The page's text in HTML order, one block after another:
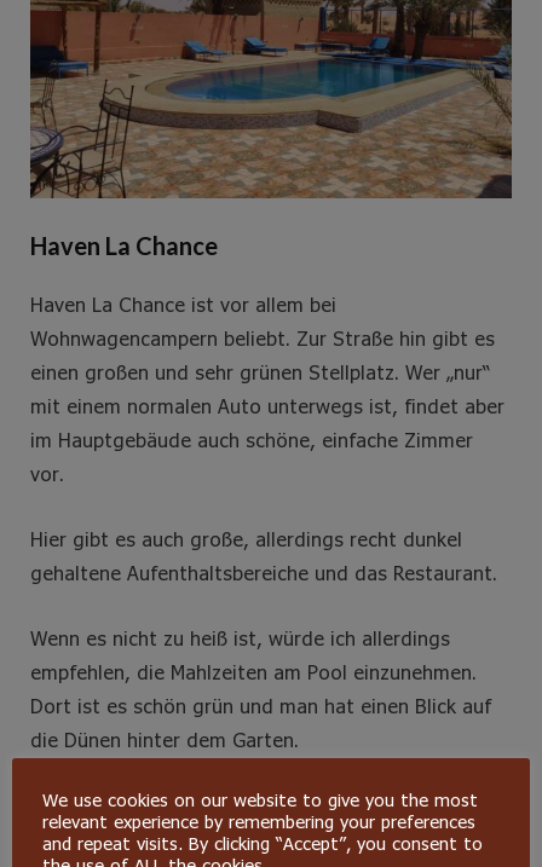
Haven La Chance
Haven La Chance ist vor allem bei
Wohnwagencampern beliebt. Zur Straße hin gibt es
einen großen und sehr grünen Stellplatz. Wer „nur“
mit einem normalen Auto unterwegs ist, findet aber
im Hauptgebäude auch schöne, einfache Zimmer
vor.
Hier gibt es auch große, allerdings recht dunkel
gehaltene Aufenthaltsbereiche und das Restaurant.
Wenn es nicht zu heiß ist, würde ich allerdings
empfehlen, die Mahlzeiten am Pool einzunehmen.
Dort ist es schön grün und man hat einen Blick auf
die Dünen hinter dem Garten.
Das Hotel liegt nicht in Merzouga, sondern kurz vor
Hassilabied am Rand der Dünen.
We use cookies on our website to give you the most
relevant experience by remembering your preferences
and repeat visits. By clicking “Accept”, you consent to